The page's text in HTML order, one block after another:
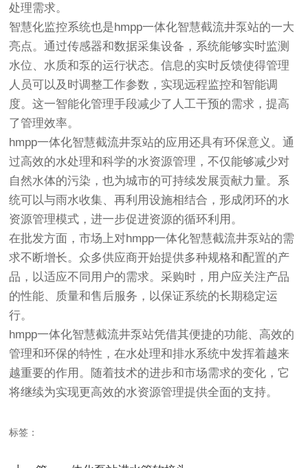
处理需求。
智慧化监控系统也是hmpp一体化智慧截流井泵站的一大
亮点。通过传感器和数据采集设备，系统能够实时监测
水位、水质和泵的运行状态。信息的实时反馈使得管理
人员可以及时调整工作参数，实现远程监控和智能调
度。这一智能化管理手段减少了人工干预的需求，提高
了管理效率。
hmpp一体化智慧截流井泵站的应用还具有环保意义。通
过高效的水处理和科学的水资源管理，不仅能够减少对
自然水体的污染，也为城市的可持续发展贡献力量。系
统可以与雨水收集、再利用设施相结合，形成闭环的水
资源管理模式，进一步促进资源的循环利用。
在批发方面，市场上对hmpp一体化智慧截流井泵站的需
求不断增长。众多供应商开始提供多种规格和配置的产
品，以适应不同用户的需求。采购时，用户应关注产品
的性能、质量和售后服务，以保证系统的长期稳定运
行。
hmpp一体化智慧截流井泵站凭借其便捷的功能、高效的
管理和环保的特性，在水处理和排水系统中发挥着越来
越重要的作用。随着技术的进步和市场需求的变化，它
将继续为实现更高效的水资源管理提供全面的支持。
标签：